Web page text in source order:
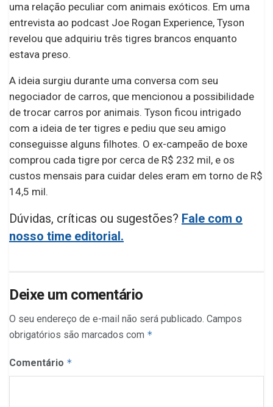
uma relação peculiar com animais exóticos. Em uma
entrevista ao podcast Joe Rogan Experience, Tyson
revelou que adquiriu três tigres brancos enquanto
estava preso.
A ideia surgiu durante uma conversa com seu
negociador de carros, que mencionou a possibilidade
de trocar carros por animais. Tyson ficou intrigado
com a ideia de ter tigres e pediu que seu amigo
conseguisse alguns filhotes. O ex-campeão de boxe
comprou cada tigre por cerca de R$ 232 mil, e os
custos mensais para cuidar deles eram em torno de R$
14,5 mil.
Dúvidas, críticas ou sugestões? Fale com o
nosso time editorial.
Deixe um comentário
O seu endereço de e-mail não será publicado. Campos
obrigatórios são marcados com *
Comentário *